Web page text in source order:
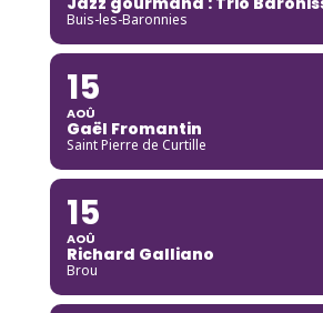
Buis-les-Baronnies
15
AOÛ
Gaël Fromantin
Saint Pierre de Curtille
15
AOÛ
Richard Galliano
Brou